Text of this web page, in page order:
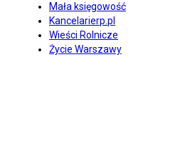
Mała księgowość
Kancelarierp.pl
Wieści Rolnicze
Życie Warszawy